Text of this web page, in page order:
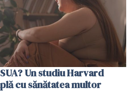
Un studiu Harvard
cu sănătatea multor